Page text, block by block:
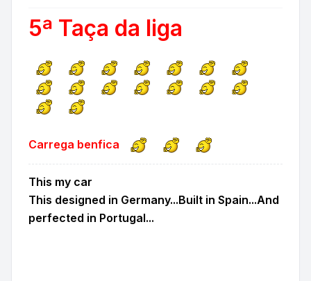
5ª Taça da liga
Carrega benfica
This my car
This designed in Germany...Built in Spain...And
perfected in Portugal...